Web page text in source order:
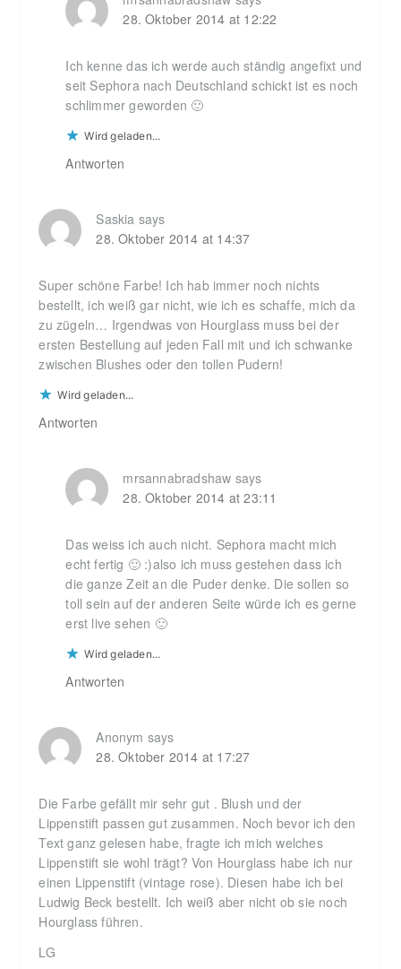
28. Oktober 2014 at 12:22
Ich kenne das ich werde auch ständig angefixt und
seit Sephora nach Deutschland schickt ist es noch
schlimmer geworden 🙂
Wird geladen...
Antworten
Saskia says
28. Oktober 2014 at 14:37
Super schöne Farbe! Ich hab immer noch nichts
bestellt, ich weiß gar nicht, wie ich es schaffe, mich da
zu zügeln… Irgendwas von Hourglass muss bei der
ersten Bestellung auf jeden Fall mit und ich schwanke
zwischen Blushes oder den tollen Pudern!
Wird geladen...
Antworten
mrsannabradshaw says
28. Oktober 2014 at 23:11
Das weiss ich auch nicht. Sephora macht mich
echt fertig 🙂 :)also ich muss gestehen dass ich
die ganze Zeit an die Puder denke. Die sollen so
toll sein auf der anderen Seite würde ich es gerne
erst live sehen 🙂
Wird geladen...
Antworten
Anonym says
28. Oktober 2014 at 17:27
Die Farbe gefällt mir sehr gut . Blush und der
Lippenstift passen gut zusammen. Noch bevor ich den
Text ganz gelesen habe, fragte ich mich welches
Lippenstift sie wohl trägt? Von Hourglass habe ich nur
einen Lippenstift (vintage rose). Diesen habe ich bei
Ludwig Beck bestellt. Ich weiß aber nicht ob sie noch
Hourglass führen.
LG